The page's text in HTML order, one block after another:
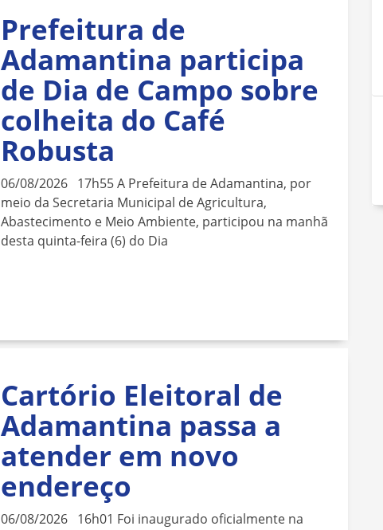
Prefeitura de
Adamantina participa
de Dia de Campo sobre
colheita do Café
Robusta
06/08/2026 17h55 A Prefeitura de Adamantina, por
meio da Secretaria Municipal de Agricultura,
Abastecimento e Meio Ambiente, participou na manhã
desta quinta-feira (6) do Dia
Cartório Eleitoral de
Adamantina passa a
atender em novo
endereço
06/08/2026 16h01 Foi inaugurado oficialmente na